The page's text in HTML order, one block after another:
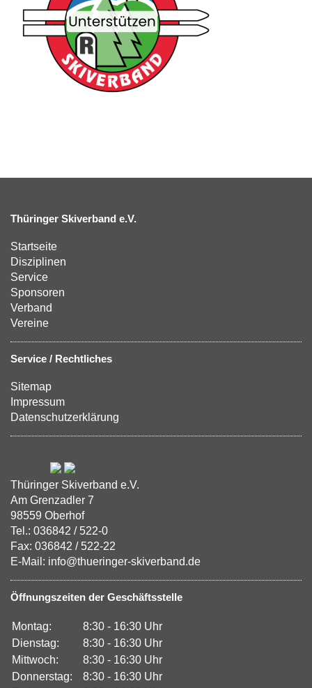
Thüringer Skiverband e.V.
Startseite
Disziplinen
Service
Sponsoren
Verband
Vereine
Service / Rechtliches
Sitemap
Impressum
Datenschutzerklärung
Thüringer Skiverband e.V.
Am Grenzadler 7
98559 Oberhof
Tel.: 036842 / 522-0
Fax: 036842 / 522-22
E-Mail: info@thueringer-skiverband.de
Öffnungszeiten der Geschäftsstelle
Montag:
8:30 - 16:30 Uhr
Dienstag:
8:30 - 16:30 Uhr
Mittwoch:
8:30 - 16:30 Uhr
Donnerstag:
8:30 - 16:30 Uhr